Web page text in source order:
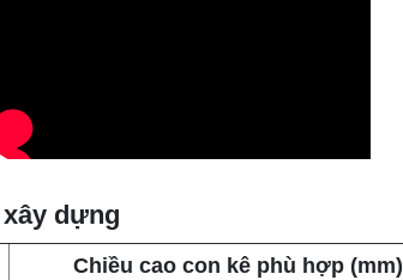
dựng
Chiều cao con kê phù hợp (mm)